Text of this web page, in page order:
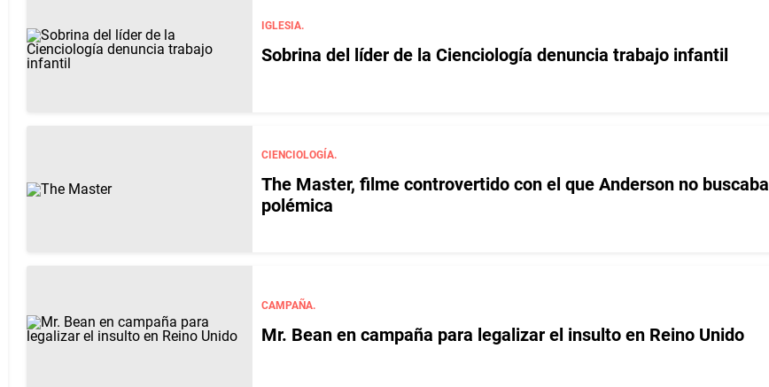
IGLESIA.
Sobrina del líder de la Cienciología denuncia trabajo infantil
CIENCIOLOGÍA.
The Master, filme controvertido con el que Anderson no buscaba
polémica
CAMPAÑA.
Mr. Bean en campaña para legalizar el insulto en Reino Unido